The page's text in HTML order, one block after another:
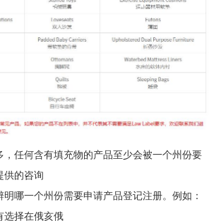
，任何含有填充物的产品至少会被一个州份要
供的咨询
哪一个州份需要申请产品登记注册。例如：
选择在俄亥俄